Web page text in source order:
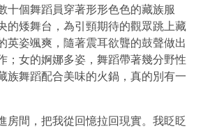
十個舞蹈員穿著形形色色的藏族服
的矮舞台，為引頸期待的觀眾跳上藏
英姿颯爽，隨著震耳欲聾的鼓聲做出
；女的婀娜多姿，舞蹈帶著幾分野性
族舞蹈配合美味的火鍋，真的別有一
間，把我從回憶拉回現實。我眨眨